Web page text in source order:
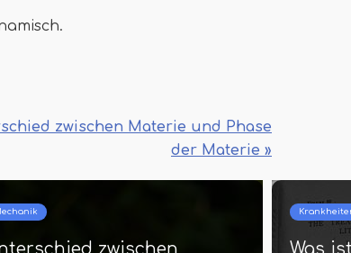
zwischen Materie und Phase
der Materie »
Was ist der